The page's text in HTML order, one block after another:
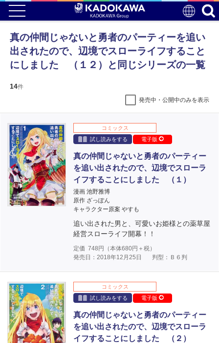
真の仲間じゃないと勇者のパーティーを追い
出されたので、辺境でスローライフすること
にしました （１２）と同じシリーズの一覧
14件
発売中・公開中のみを表示
コミックス
試し読みをする
電子版
真の仲間じゃないと勇者のパーティー
を追い出されたので、辺境でスローラ
イフすることにしました （１）
漫画 池野雅博
原作 ざっぽん
キャラクター原案 やすも
追い出された男と、可愛いお姫様との薬草屋
経営スローライフ開幕！！
定価 748 円（本体680円＋税）
発売日：2018年12月25日
判型：Ｂ６判
コミックス
試し読みをする
電子版
真の仲間じゃないと勇者のパーティー
を追い出されたので、辺境でスローラ
イフすることにしました （２）